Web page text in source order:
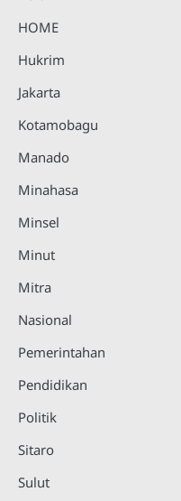
HOME
Hukrim
Jakarta
Kotamobagu
Manado
Minahasa
Minsel
Minut
Mitra
Nasional
Pemerintahan
Pendidikan
Politik
Sitaro
Sulut